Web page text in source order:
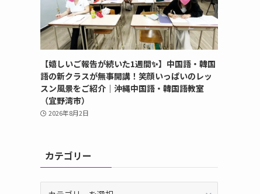
【嬉しいご報告が続いた1週間✨】中国語・韓国
語の新クラスが無事開講！笑顔いっぱいのレッ
スン風景をご紹介｜沖縄中国語・韓国語教室
（宜野湾市）
2026年8月2日
カテゴリー